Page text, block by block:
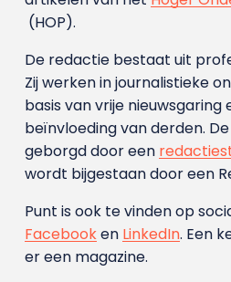
(HOP).
De redactie bestaat uit
Zij werken in journalistieke
basis van vrije nieuwsgaring
beïnvloeding van derden.
geborgd door een
wordt bijgestaan door een
Punt is ook te vinden op
Facebooken LinkedIn. Een
er een magazine.